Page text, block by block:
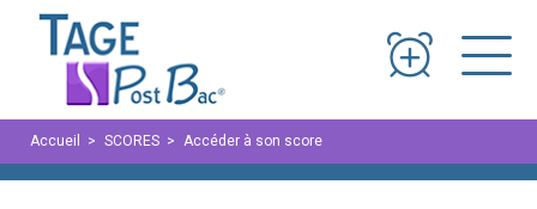
Accueil SCORES Accéder à son score
Panneau de gestion des cookies